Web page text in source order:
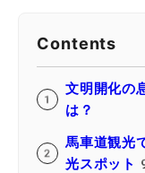
Contents
文明開化の
は？
馬車道観光
光スポッ